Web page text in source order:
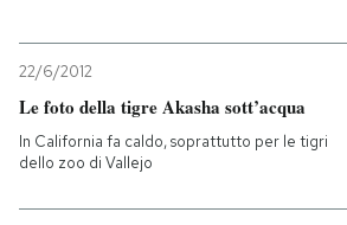
22/6/2012
Le foto della tigre Akasha sott’acqua
In California fa caldo, soprattutto per le tigri
dello zoo di Vallejo